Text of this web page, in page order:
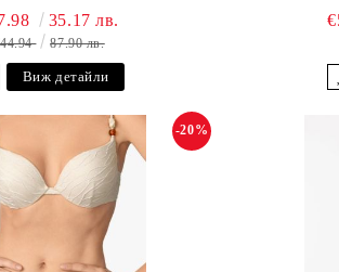
ANDRE35.17 лв.
87.90 лв.
Виж детайли
-20%